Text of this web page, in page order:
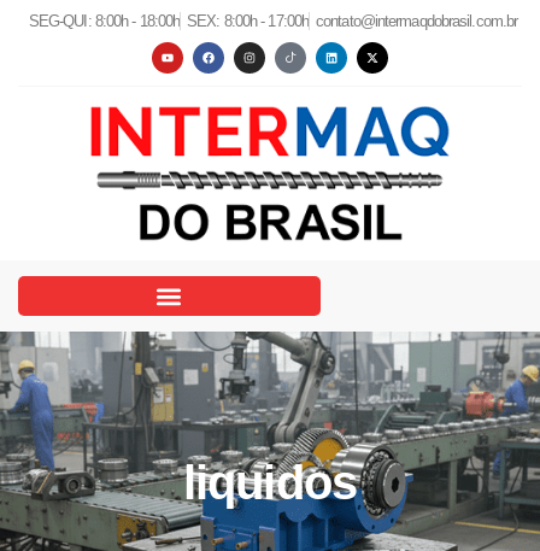
SEG-QUI: 8:00h - 18:00h SEX: 8:00h - 17:00h contato@intermaqdobrasil.com.br
liquidos